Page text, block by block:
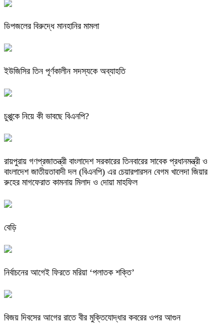
ডিপজলের বিরুদ্ধে মানহানির মামলা
ইউজিসির তিন পূর্ণকালীন সদস্যকে অব্যাহতি
চুপ্পুকে নিয়ে কী ভাবছে বিএনপি?
রায়পুরায় গণপ্রজাতন্ত্রী বাংলাদেশ সরকারের তিনবারের সাবেক প্রধানমন্ত্রী ও
বাংলাদেশ জাতীয়তাবাদী দল (বিএনপি) এর চেয়ারপারসন বেগম খালেদা জিয়ার
রুহের মাগফেরাত কামনায় মিলাদ ও দোয়া মাহফিল
বেড়ি
নির্বাচনের আগেই ফিরতে মরিয়া ‘পলাতক শক্তি’
বিজয় দিবসের আগের রাতে বীর মুক্তিযোদ্ধার কবরের ওপর আগুন